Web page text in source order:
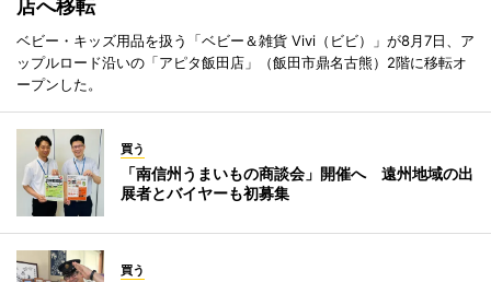
店へ移転
ベビー・キッズ用品を扱う「ベビー＆雑貨 Vivi（ビビ）」が8月7日、ア
ップルロード沿いの「アピタ飯田店」（飯田市鼎名古熊）2階に移転オ
ープンした。
買う
「南信州うまいもの商談会」開催へ 遠州地域の出
展者とバイヤーも初募集
買う